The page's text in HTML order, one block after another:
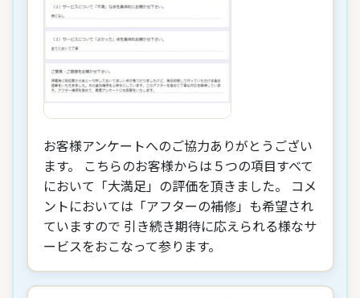
お客様アンケートへのご協力ありがとうござい
ます。 こちらのお客様からは５つの項目すべて
において「大満足」の評価を頂きました。 コメ
ントにおいては「アフターの補修」も希望され
ていますので 引き続き期待に応えられる様なサ
ービスをおこなって参ります。